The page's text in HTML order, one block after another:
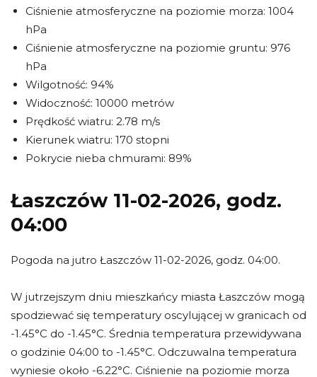
Ciśnienie atmosferyczne na poziomie morza: 1004
hPa
Ciśnienie atmosferyczne na poziomie gruntu: 976
hPa
Wilgotność: 94%
Widoczność: 10000 metrów
Prędkość wiatru: 2.78 m/s
Kierunek wiatru: 170 stopni
Pokrycie nieba chmurami: 89%
Łaszczów 11-02-2026, godz.
04:00
Pogoda na jutro Łaszczów 11-02-2026, godz. 04:00.
W jutrzejszym dniu mieszkańcy miasta Łaszczów mogą
spodziewać się temperatury oscylującej w granicach od
-1.45°C do -1.45°C. Średnia temperatura przewidywana
o godzinie 04:00 to -1.45°C. Odczuwalna temperatura
wyniesie około -6.22°C. Ciśnienie na poziomie morza